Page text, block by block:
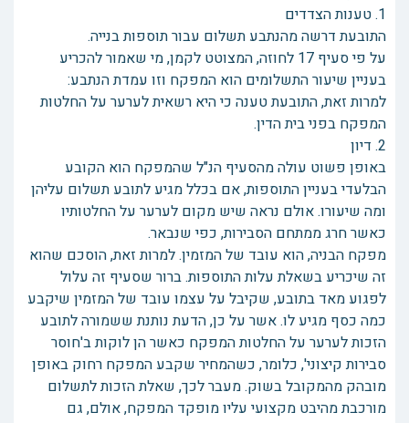
1. טענות הצדדים
התובעת דרשה מהנתבע תשלום עבור תוספות בנייה.
על פי סעיף 17 לחוזה, המצוטט לקמן, מי שאמור להכריע
בעניין שיעור התשלומים הוא המפקח וזו עמדת הנתבע:
למרות זאת, התובעת טענה כי היא רשאית לערער על החלטות
המפקח בפני בית הדין.
2. דיון
באופן פשוט עולה מהסעיף הנ"ל שהמפקח הוא הקובע
הבלעדי בעניין התוספות, אם בכלל מגיע לתובע תשלום עליהן
ומה שיעורו. אולם נראה שיש מקום לערער על החלטותיו
כאשר חרג ממתחם הסבירות, כפי שנבאר.
מפקח הבניה, הוא עובד של המזמין. למרות זאת, הוסכם שהוא
זה שיכריע בשאלת עלות התוספות. ברור שסעיף זה עלול
לפגוע מאד בתובע, שקיבל על עצמו עובד של המזמין שיקבע
כמה כסף מגיע לו. אשר על כן, הדעת נותנת ששמורה לתובע
הזכות לערער על החלטות המפקח כאשר הן לוקות ב'חוסר
סבירות קיצוני', כלומר, כשהמחיר שקבע המפקח רחוק באופן
מובהק מהמקובל בשוק. מעבר לכך, שאלת הזכות לתשלום
מורכבת מהיבט מקצועי עליו מופקד המפקח, אולם, גם